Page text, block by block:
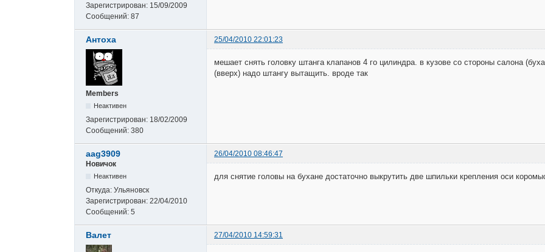
Зарегистрирован: 15/09/2009
Сообщений: 87
Антоха 25/04/2010 22:01:23
Members
Неактивен
Зарегистрирован: 18/02/2009
Сообщений: 380
мешает снять головку штанга клапанов 4 го цилиндра. в кузове со стороны салона
(вверх) надо штангу вытащить. вроде так
aag3909
26/04/2010 08:46:47
Новичок
Неактивен
Откуда: Ульяновск
Зарегистрирован: 22/04/2010
Сообщений: 5
для снятие головы на бухане достаточно выкрутить две шпильки крепления оси
Валет 27/04/2010 14:59:31